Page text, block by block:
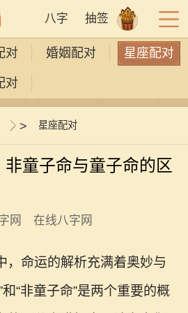
八字 抽签
对 婚姻配对 星座配对
对
> 星座配对
童子命与童子命的区
网 在线八字网
，命运的解析充满着奥妙与
“非童子命”是两个重要的概